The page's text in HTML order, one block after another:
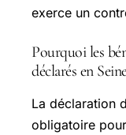
exerce un
Pourquoi les
déclarés en
La déclaration
obligatoire